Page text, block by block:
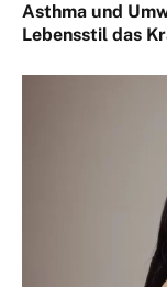
Asthma und
Lebensstil das